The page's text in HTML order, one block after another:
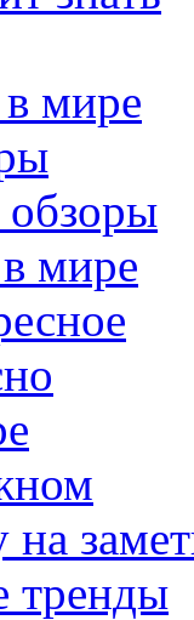
мире
мире
на
тренды